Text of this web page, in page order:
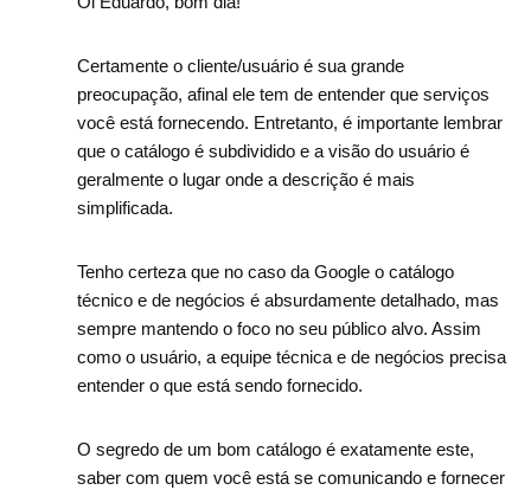
Certamente o cliente/usuário é sua grande
preocupação, afinal ele tem de entender que serviços
você está fornecendo. Entretanto, é importante lembrar
que o catálogo é subdividido e a visão do usuário é
geralmente o lugar onde a descrição é mais
simplificada.
Tenho certeza que no caso da Google o catálogo
técnico e de negócios é absurdamente detalhado, mas
sempre mantendo o foco no seu público alvo. Assim
como o usuário, a equipe técnica e de negócios precisa
entender o que está sendo fornecido.
O segredo de um bom catálogo é exatamente este,
saber com quem você está se comunicando e fornecer